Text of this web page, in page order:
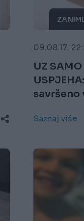
09.08.17.
UZ
savršeno
Saznaj više